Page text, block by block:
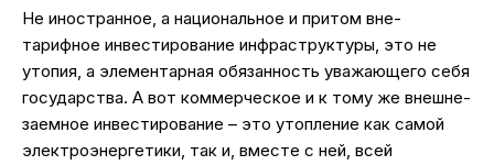
Не иностранное, а национальное и притом вне-
тарифное инвестирование инфраструктуры, это не
утопия, а элементарная обязанность уважающего себя
государства. А вот коммерческое и к тому же внешне-
заемное инвестирование – это утопление как самой
электроэнергетики, так и, вместе с ней, всей